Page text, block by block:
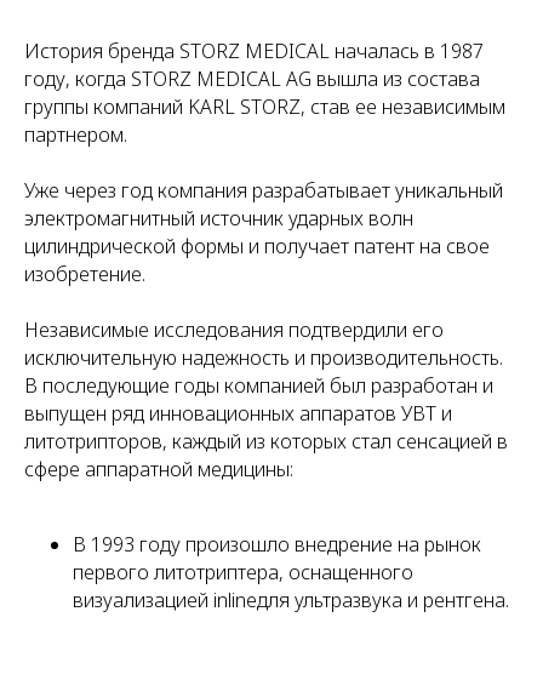
История бренда STORZ MEDICAL началась в 1987
году, когда STORZ MEDICAL AG вышла из состава
группы компаний KARL STORZ, став ее независимым
партнером.
Уже через год компания разрабатывает уникальный
электромагнитный источник ударных волн
цилиндрической формы и получает патент на свое
изобретение.
Независимые исследования подтвердили его
исключительную надежность и производительность.
В последующие годы компанией был разработан и
выпущен ряд инновационных аппаратов УВТ и
литотрипторов, каждый из которых стал сенсацией в
сфере аппаратной медицины:
В 1993 году произошло внедрение на рынок
первого литотриптера, оснащенного
визуализацией inlineдля ультразвука и рентгена.